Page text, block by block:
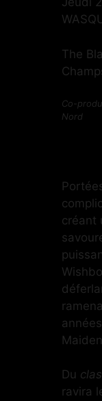
The
Co-
Nord
créant
Du
ravira